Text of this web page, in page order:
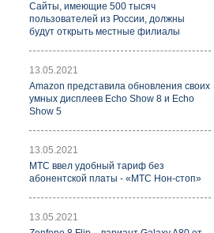
Cайты, имеющие 500 тысяч
пользователей из России, должны
будут открыть местные филиалы
13.05.2021
Amazon представила обновления своих
умных дисплеев Echo Show 8 и Echo
Show 5
13.05.2021
МТС ввел удобный тариф без
абонентской платы - «МТС Нон-стоп»
13.05.2021